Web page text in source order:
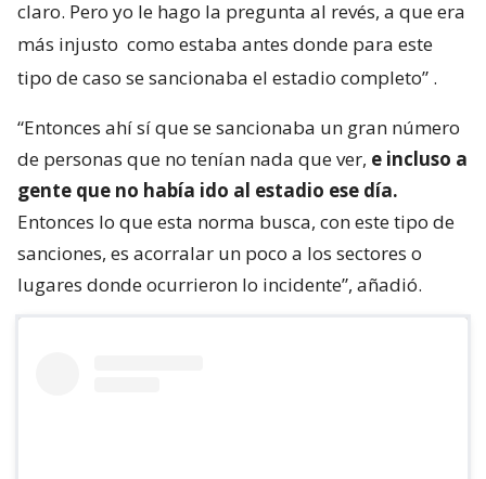
claro. Pero yo le hago la pregunta al revés, a que era
más injusto como estaba antes donde para este
tipo de caso se sancionaba el estadio completo” .
“Entonces ahí sí que se sancionaba un gran número
de personas que no tenían nada que ver, e incluso a
gente que no había ido al estadio ese día.
Entonces lo que esta norma busca, con este tipo de
sanciones, es acorralar un poco a los sectores o
lugares donde ocurrieron lo incidente”, añadió.